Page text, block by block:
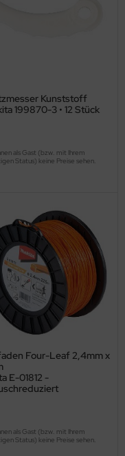
Kunststoff
199870-3 • 12 Stück
als Gast (bzw. mit Ihrem
Status) keine Preise sehen.
Four-Leaf 2,4mm x
E-01812 -
als Gast (bzw. mit Ihrem
Status) keine Preise sehen.